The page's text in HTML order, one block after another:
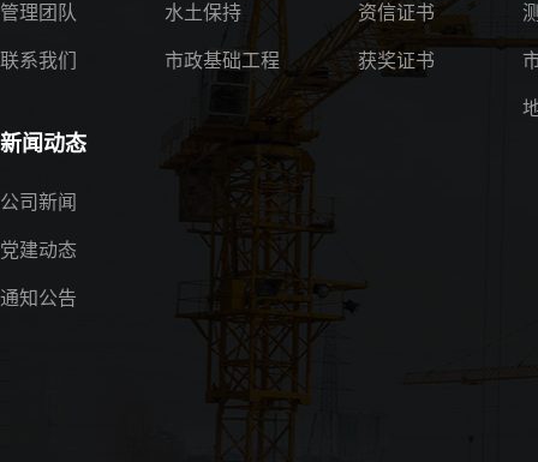
管理团队
联系我们
水土保持
市政基础工程
资信证书
获奖证书
新闻动态
公司新闻
党建动态
通知公告